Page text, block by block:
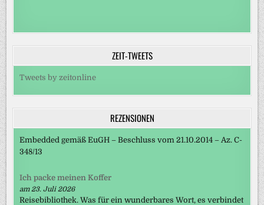
ZEIT-TWEETS
Tweets by zeitonline
REZENSIONEN
Embedded gemäß EuGH – Beschluss vom 21.10.2014 – Az. C-
348/13
Ich packe meinen Koffer
am 23. Juli 2026
Reisebibliothek. Was für ein wunderbares Wort, es verbindet